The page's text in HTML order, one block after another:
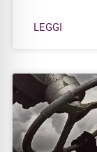
LEGGI